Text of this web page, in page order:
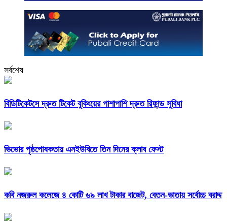
সর্বশেষ
বিডিটিকেটসে দ্রুত টিকেট বুকিংয়ের পাশাপাশি দ্রুত রিফান্ড সুবিধা
ভিভোর পৃষ্ঠপোষকতায় এনইউবিতে তিন দিনের ক্লাব ফেস্ট
কবি নজরুল কলেজে ৪ কোটি ৬৯ লাখ টাকার বাজেট, বেতন-ভাতায় সর্বোচ্চ বরাদ্দ